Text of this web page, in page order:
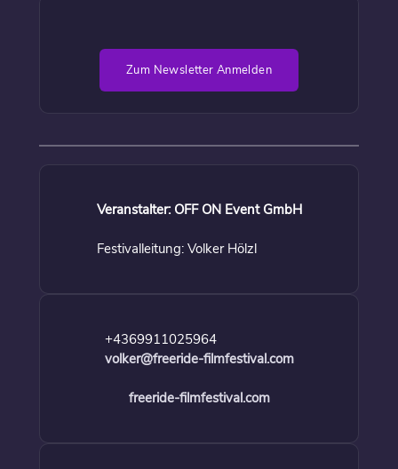
Zum Newsletter Anmelden
Veranstalter: OFF ON Event GmbH
Festivalleitung: Volker Hölzl
+4369911025964
volker@freeride-filmfestival.com
freeride-filmfestival.com